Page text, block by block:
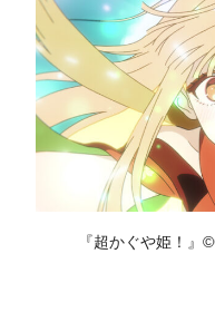
『超かぐや姫！